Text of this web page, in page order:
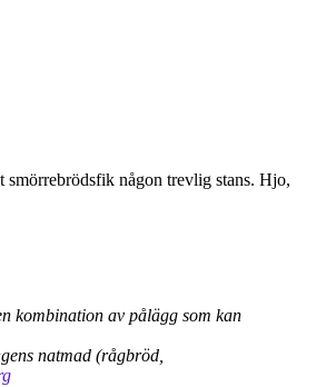
smörrebrödsfik någon trevlig stans. Hjo,
kombination av pålägg som kan
natmad (rågbröd,